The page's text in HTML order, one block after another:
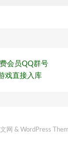
会员QQ群号
戏直接入库
网 & WordPress